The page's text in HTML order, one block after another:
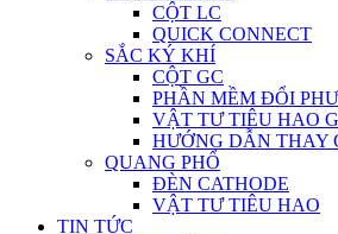
CỘT LC
QUICK CONNECT
SẮC KÝ KHÍ
CỘT GC
PHẦN MỀM ĐỔI
VẬT TƯ TIÊU HAO
HƯỚNG DẪN THAY
QUANG PHỔ
ĐÈN CATHODE
VẬT TƯ TIÊU HAO
TIN TỨC